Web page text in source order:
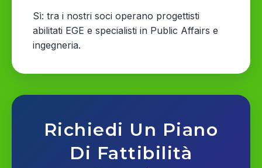
Sì: tra i nostri soci operano progettisti
abilitati EGE e specialisti in Public Affairs e
ingegneria.
Richiedi Un Piano
Di Fattibilità